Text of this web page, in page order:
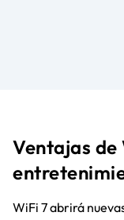
Ventajas de
WiFi 7 abrirá